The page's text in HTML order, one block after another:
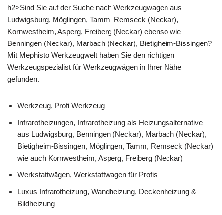
h2>Sind Sie auf der Suche nach Werkzeugwagen aus
Ludwigsburg, Möglingen, Tamm, Remseck (Neckar),
Kornwestheim, Asperg, Freiberg (Neckar) ebenso wie
Benningen (Neckar), Marbach (Neckar), Bietigheim-Bissingen?
Mit Mephisto Werkzeugwelt haben Sie den richtigen
Werkzeugspezialist für Werkzeugwägen in Ihrer Nähe
gefunden.
Werkzeug, Profi Werkzeug
Infrarotheizungen, Infrarotheizung als Heizungsalternative
aus Ludwigsburg, Benningen (Neckar), Marbach (Neckar),
Bietigheim-Bissingen, Möglingen, Tamm, Remseck (Neckar)
wie auch Kornwestheim, Asperg, Freiberg (Neckar)
Werkstattwägen, Werkstattwagen für Profis
Luxus Infrarotheizung, Wandheizung, Deckenheizung &
Bildheizung